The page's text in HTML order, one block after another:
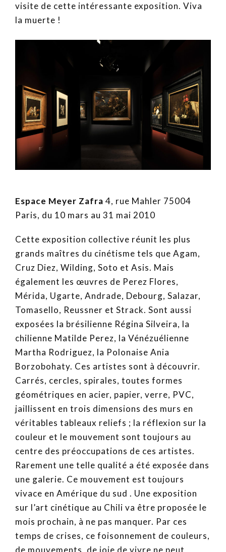
visite de cette intéressante exposition. Viva
la muerte !
Espace Meyer Zafra 4, rue Mahler 75004
Paris, du 10 mars au 31 mai 2010
Cette exposition collective réunit les plus
grands maîtres du cinétisme tels que Agam,
Cruz Diez, Wilding, Soto et Asis. Mais
également les œuvres de Perez Flores,
Mérida, Ugarte, Andrade, Debourg, Salazar,
Tomasello, Reussner et Strack. Sont aussi
exposées la brésilienne Régina Silveira, la
chilienne Matilde Perez, la Vénézuélienne
Martha Rodriguez, la Polonaise Ania
Borzobohaty. Ces artistes sont à découvrir.
Carrés, cercles, spirales, toutes formes
géométriques en acier, papier, verre, PVC,
jaillissent en trois dimensions des murs en
véritables tableaux reliefs ; la réflexion sur la
couleur et le mouvement sont toujours au
centre des préoccupations de ces artistes.
Rarement une telle qualité a été exposée dans
une galerie. Ce mouvement est toujours
vivace en Amérique du sud . Une exposition
sur l’art cinétique au Chili va être proposée le
mois prochain, à ne pas manquer. Par ces
temps de crises, ce foisonnement de couleurs,
de mouvements, de joie de vivre ne peut